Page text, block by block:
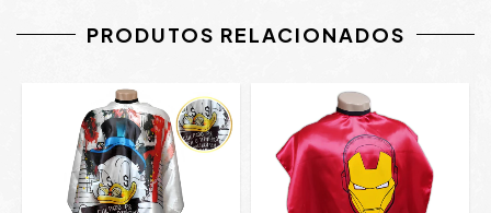
PRODUTOS RELACIONADOS